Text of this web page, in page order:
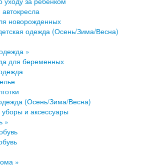
новорожденных
одежда (Осень/Зима/Весна)
»
для беременных
(Осень/Зима/Весна)
и аксессуары
»
»